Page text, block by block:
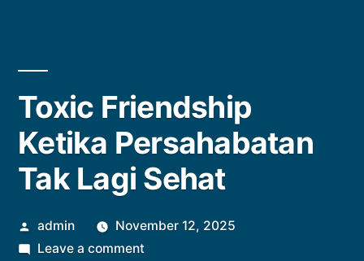
Toxic Friendship
Ketika Persahabatan
Tak Lagi Sehat
Posted
by
admin
November 12, 2025
Leave a commenton